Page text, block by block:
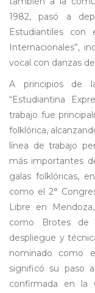
1982, pasó a
Estudiantiles
Internacionales”,
vocal con danzas
A principios de
“Estudiantina
trabajo fue
folklórica,
línea de trabajo
más importantes
galas folklóricas,
como el 2°
Libre en
como Brotes de
despliegue y
nominado como
significó su paso
confirmada en la